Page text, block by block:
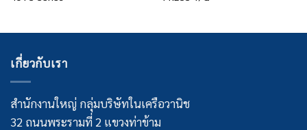
เกี่ยวกับเรา
สำนักงานใหญ่ กลุ่มบริษัทในเครือวานิช
32 ถนนพระรามที่ 2 แขวงท่าข้าม